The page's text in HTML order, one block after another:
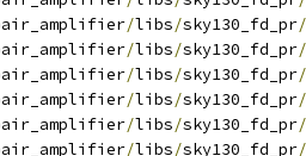
/libs/sky130_fd_pr/
/libs/sky130_fd_pr/
/libs/sky130_fd_pr/
/libs/sky130_fd_pr/
/libs/sky130_fd_pr/
/libs/sky130_fd_pr/